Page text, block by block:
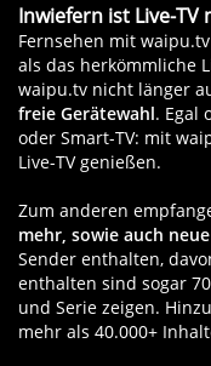
Inwiefern ist Live-TV
Fernsehen mit
als das herkömmliche
waipu.tv nicht länger
freie Gerätewahl. Egal
oder Smart-TV: mit
Live-TV genießen.
Zum anderen
mehr, sowie auch
Sender enthalten,
enthalten sind sogar
und Serie zeigen.
mehr als 40.000+